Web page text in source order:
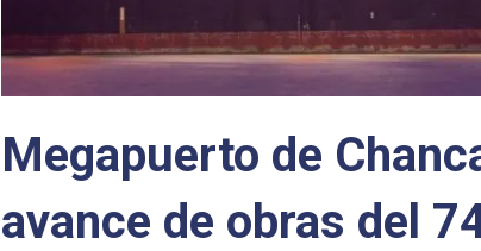
Megapuerto de
avance de obras del